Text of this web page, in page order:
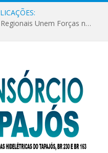
Consórcio Tapajós e Lideranças Regionais Unem Forças no Movimento Avança Tapajós.